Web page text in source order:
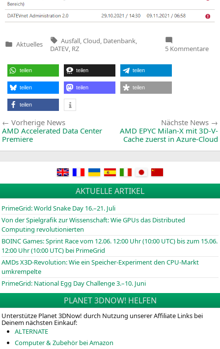
Veröffentlicht
Aktuelles
Tags:
Ausfall Cloud Datenbank
DATEV, RZ 5 Kommentarezu
teilen teilen teilen
teilen teilen teilen
teilen
Beitragsnavigation
Vorherige NewsVorherige
News:
AMD Accelerated Data Center
Premiere
Nächste News
AMD EPYC Milan‑X mit 3D-V-
Cache zuerst in Azure-Cloud
AKTUELLE ARTIKEL
PrimeGrid: World Snake Day 16.–21. Juli
Von der Spielgrafik zur Wissenschaft: Wie GPUs das Distributed
Computing revolutionierten
BOINCGames: Sprint Race vom 12.06. 12:00 Uhr (10:00 UTC) bis zum 15.06.
12:00 Uhr (10:00 UTC) bei PrimeGrid
AMDs X3D-Revolution: Wie ein Speicher-Experiment den CPU-Markt
umkrempelte
PrimeGrid: National Egg Day Challenge 3.–10. Juni
PLANET 3DNOW! HELFEN
Unterstütze Planet 3DNow! durch Nutzung unserer Affiliate Links bei
Deinem nächsten Einkauf:
ALTERNATE
Computer & Zubehör bei Amazon